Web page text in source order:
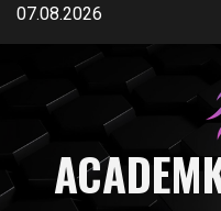
Перейти
содержимому
07.08.2026